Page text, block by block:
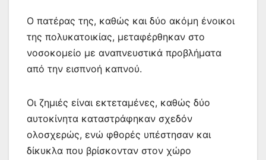
Ο πατέρας της, καθώς και δύο ακόμη ένοικοι
της πολυκατοικίας, μεταφέρθηκαν στο
νοσοκομείο με αναπνευστικά προβλήματα
από την εισπνοή καπνού.
Οι ζημιές είναι εκτεταμένες, καθώς δύο
αυτοκίνητα καταστράφηκαν σχεδόν
ολοσχερώς, ενώ φθορές υπέστησαν και
δίκυκλα που βρίσκονταν στον χώρο